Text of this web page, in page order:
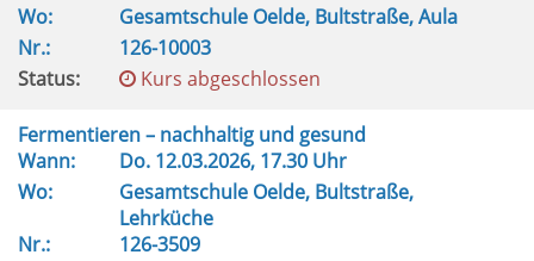
Wo:
Gesamtschule Oelde, Bultstraße, Aula
Nr.:
126-10003
Status:
Kurs abgeschlossen
Fermentieren – nachhaltig und gesund
Wann:
Do. 12.03.2026, 17.30 Uhr
Wo:
Gesamtschule Oelde, Bultstraße,
Lehrküche
Nr.:
126-3509